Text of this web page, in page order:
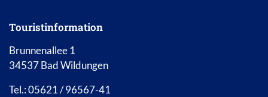
Touristinformation
Brunnenallee 1
34537 Bad Wildungen
Tel.: 05621 / 96567-41